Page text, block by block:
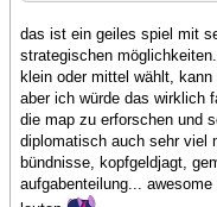
das ist ein geiles spiel mit
strategischen
klein oder mittel wählt, kann
aber ich würde das wirklich
die map zu erforschen und
diplomatisch auch sehr viel
bündnisse, kopfgeldjagt,
aufgabenteilung...